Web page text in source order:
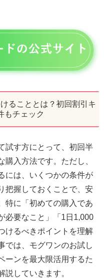
ることとは？初回割引キ
もチェック
試す方にとって、初回半
入方法です。ただし、
には、いくつかの条件が
把握しておくことで、安
特に「初めての購入であ
必要なこと」「1日1,000
けるべきポイントを理解
では、モグワンのお試し
ーンを最大限活用するた
していきます。